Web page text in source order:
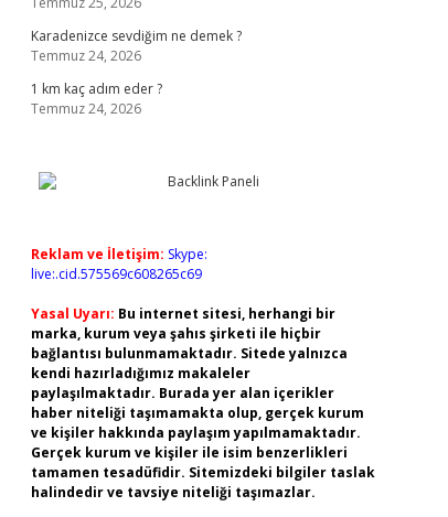
Karadenizce sevdiğim ne demek ?
Temmuz 24, 2026
1 km kaç adım eder ?
Temmuz 24, 2026
Reklam ve İletişim: Skype:
live:.cid.575569c608265c69
Yasal Uyarı: Bu internet sitesi, herhangi bir
marka, kurum veya şahıs şirketi ile hiçbir
bağlantısı bulunmamaktadır. Sitede yalnızca
kendi hazırladığımız makaleler
paylaşılmaktadır. Burada yer alan içerikler
haber niteliği taşımamakta olup, gerçek kurum
ve kişiler hakkında paylaşım yapılmamaktadır.
Gerçek kurum ve kişiler ile isim benzerlikleri
tamamen tesadüfidir. Sitemizdeki bilgiler taslak
halindedir ve tavsiye niteliği taşımazlar.